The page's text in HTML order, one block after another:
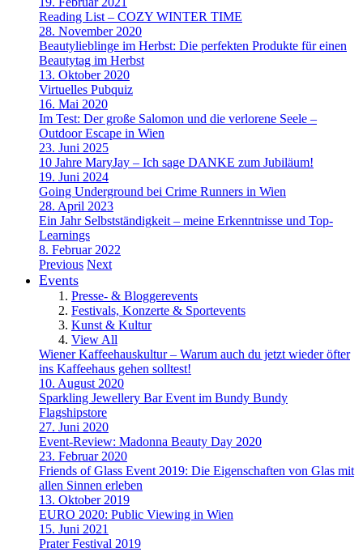
Reading List – COZY WINTER TIME
28. November 2020
Beautylieblinge im Herbst: Die perfekten Produkte für einen
Beautytag im Herbst
13. Oktober 2020
Virtuelles Pubquiz
16. Mai 2020
Im Test: Der große Salomon und die verlorene Seele –
Outdoor Escape in Wien
23. Juni 2025
10 Jahre MaryJay – Ich sage DANKE zum Jubiläum!
19. Juni 2024
Going Underground bei Crime Runners in Wien
28. April 2023
Ein Jahr Selbstständigkeit – meine Erkenntnisse und Top-
Learnings
8. Februar 2022
Previous Next
Events
Presse- & Bloggerevents
Festivals, Konzerte & Sportevents
Kunst & Kultur
View All
Wiener Kaffeehauskultur – Warum auch du jetzt wieder öfter
ins Kaffeehaus gehen solltest!
10. August 2020
Sparkling Jewellery Bar Event im Bundy Bundy
Flagshipstore
27. Juni 2020
Event-Review: Madonna Beauty Day 2020
23. Februar 2020
Friends of Glass Event 2019: Die Eigenschaften von Glas mit
allen Sinnen erleben
13. Oktober 2019
EURO 2020: Public Viewing in Wien
15. Juni 2021
Prater Festival 2019